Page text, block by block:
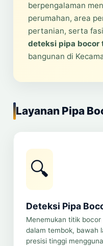
berpengalaman
perumahan, area
pertanian, serta
deteksi pipa bocor
bangunan di
Layanan Pipa
🔍
Deteksi Pipa
Menemukan titik bocor
dalam tembok, bawah
presisi tinggi